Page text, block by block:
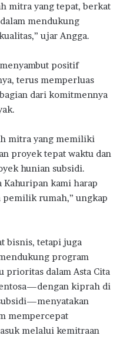
mitra yang tepat, berkat
mendukung
ujar Angga.
menyambut positif
terus memperluas
dari komitmennya
mitra yang memiliki
proyek tepat waktu dan
hunian subsidi.
Kahuripan kami harap
rumah,” ungkap
bisnis, tetapi juga
program
prioritas dalam Asta Cita
kiprah di
mempercepat
melalui kemitraan